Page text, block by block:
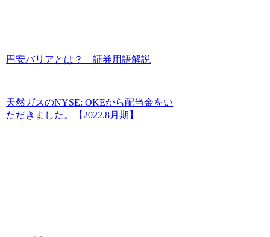
円安バリアとは？ 証券用語解説
天然ガスのNYSE: OKEから配当金をい
ただきました。【2022.8月期】